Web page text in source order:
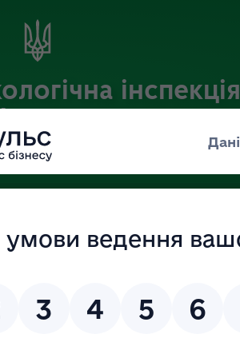
інспекція
екологічної інспекції України
ринкового нагляду